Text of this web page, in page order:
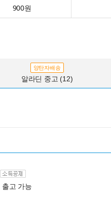
900원
양탄자배송
알라딘 중고 (12)
출고 가능